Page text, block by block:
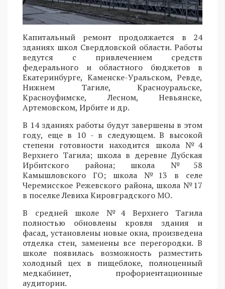
Капитальный ремонт продолжается в 24
зданиях школ Свердловской области. Работы
ведутся с привлечением средств
федерального и областного бюджетов в
Екатеринбурге, Каменске-Уральском, Ревде,
Нижнем Тагиле, Красноуральске,
Красноуфимске, Лесном, Невьянске,
Артемовском, Ирбите и др.
В 14 зданиях работы будут завершены в этом
году, еще в 10 - в следующем. В высокой
степени готовности находится школа №4
Верхнего Тагила; школа в деревне Дубская
Ирбитского района; школа №58
Камышловского ГО; школа №13 в селе
Черемисское Режевского района, школа №17
в поселке Левиха Кировградского МО.
В средней школе №4 Верхнего Тагила
полностью обновлены кровля здания и
фасад, установлены новые окна, произведена
отделка стен, заменены все перегородки. В
школе появилась возможность разместить
холодный цех в пищеблоке, полноценный
медкабинет, профориентационные
аудитории.